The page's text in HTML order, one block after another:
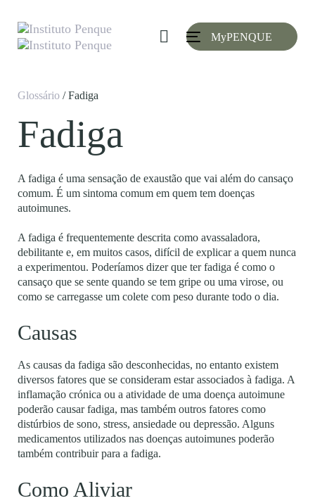
links to
primary
navigation
content
Toggle
MyPENQUE
Glossário / Fadiga
Fadiga
A fadiga é uma sensação de exaustão que vai além do cansaço
comum. É um sintoma comum em quem tem doenças
autoimunes.
A fadiga é frequentemente descrita como avassaladora,
debilitante e, em muitos casos, difícil de explicar a quem nunca
a experimentou. Poderíamos dizer que ter fadiga é como o
cansaço que se sente quando se tem gripe ou uma virose, ou
como se carregasse um colete com peso durante todo o dia.
Causas
As causas da fadiga são desconhecidas, no entanto existem
diversos fatores que se consideram estar associados à fadiga. A
inflamação crónica ou a atividade de uma doença autoimune
poderão causar fadiga, mas também outros fatores como
distúrbios de sono, stress, ansiedade ou depressão. Alguns
medicamentos utilizados nas doenças autoimunes poderão
também contribuir para a fadiga.
Como Aliviar